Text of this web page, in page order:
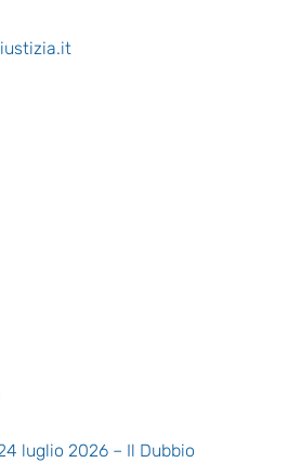
luglio 2026 – Il Dubbio